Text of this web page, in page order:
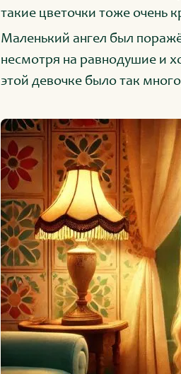
такие цветочки тоже очень
Маленький ангел был
несмотря на равнодушие и
этой девочке было так